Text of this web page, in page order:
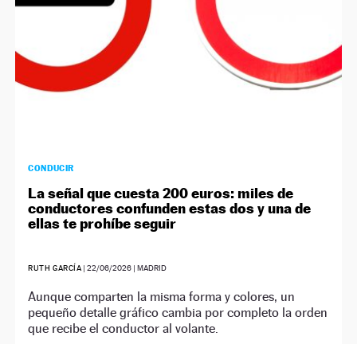
CONDUCIR
La señal que cuesta 200 euros: miles de
conductores confunden estas dos y una de
ellas te prohíbe seguir
RUTH GARCÍA |22/06/2026 | MADRID
Aunque comparten la misma forma y colores, un
pequeño detalle gráfico cambia por completo la orden
que recibe el conductor al volante.